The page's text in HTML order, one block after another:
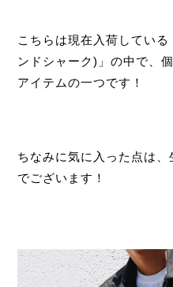
こちらは現在入荷してい
ンドシャーク)」の中で、
アイテムの一つです！
ちなみに気に入った点は
でございます！